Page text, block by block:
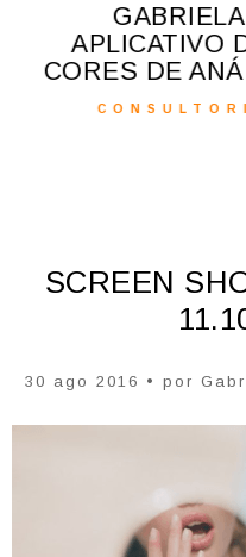
– O
DE
CROMÁTICA
IMAGEM
SCREEN
30 ago 2016 • por